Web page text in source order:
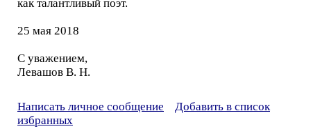
как талантливый поэт.
25 мая 2018
С уважением,
Левашов В. Н.
Написать личное сообщение
Добавить в список
избранных